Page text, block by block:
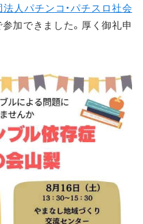
人パチンコ・パチスロ社会
加できました。厚く御礼申